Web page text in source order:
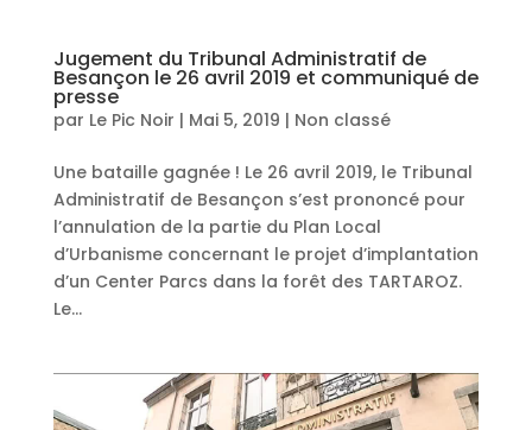
Jugement du Tribunal Administratif de
Besançon le 26 avril 2019 et communiqué de
presse
par Le Pic Noir | Mai 5, 2019 | Non classé
Une bataille gagnée ! Le 26 avril 2019, le Tribunal
Administratif de Besançon s’est prononcé pour
l’annulation de la partie du Plan Local
d’Urbanisme concernant le projet d’implantation
d’un Center Parcs dans la forêt des TARTAROZ.
Le...